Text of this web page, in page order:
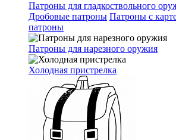
Патроны для гладкоствольного
Дробовые патроны Патроны с
патроны
Патроны для нарезного оружия
Холодная пристрелка